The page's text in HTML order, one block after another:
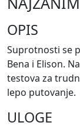
OPIS
Suprotnosti se
Bena i Elison.
testova za
lepo putovanje.
ULOGE